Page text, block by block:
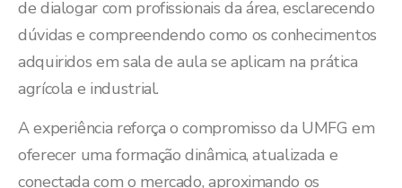
de dialogar com profissionais da área, esclarecendo
dúvidas e compreendendo como os conhecimentos
adquiridos em sala de aula se aplicam na prática
agrícola e industrial.
A experiência reforça o compromisso da UMFG em
oferecer uma formação dinâmica, atualizada e
conectada com o mercado, aproximando os